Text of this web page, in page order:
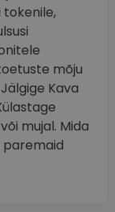
mõju
Kava
mujal. Mida